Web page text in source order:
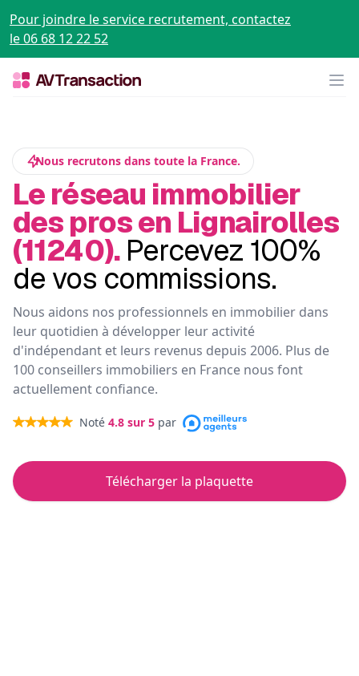
Pour joindre le service recrutement, contactez
le 06 68 12 22 52
Nous recrutons dans toute la France.
Le réseau immobilier
des pros en Lignairolles
(11240). Percevez 100%
de vos commissions.
Nous aidons nos professionnels en immobilier dans
leur quotidien à développer leur activité
d'indépendant et leurs revenus depuis 2006. Plus de
100 conseillers immobiliers en France nous font
actuellement confiance.
Noté 4.8 sur 5 par
Télécharger la plaquette